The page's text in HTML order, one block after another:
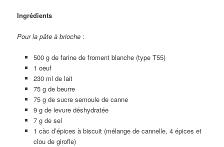
Ingrédients
Pour la pâte à brioche :
500 g de farine de froment blanche (type T55)
1 oeuf
230 ml de lait
75 g de beurre
75 g de sucre semoule de canne
9 g de levure déshydratée
7 g de sel
1 càc d’épices à biscuit (mélange de cannelle, 4 épices et
clou de girofle)